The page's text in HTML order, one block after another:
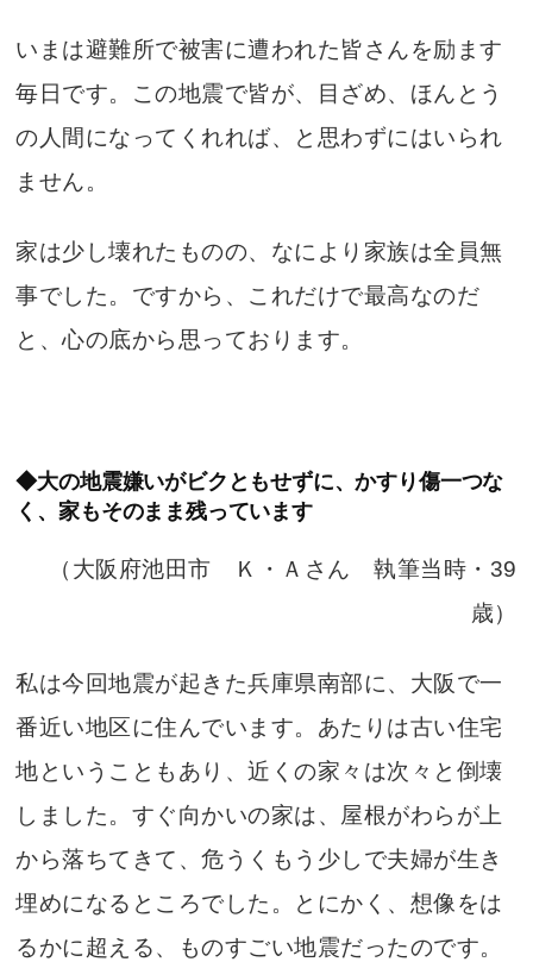
いまは避難所で被害に遭われた皆さんを励ます
毎日です。この地震で皆が、目ざめ、ほんとう
の人間になってくれれば、と思わずにはいられ
ません。
家は少し壊れたものの、なにより家族は全員無
事でした。ですから、これだけで最高なのだ
と、心の底から思っております。
◆大の地震嫌いがビクともせずに、かすり傷一つな
く、家もそのまま残っています
（大阪府池田市 Ｋ・Ａさん 執筆当時・39
歳）
私は今回地震が起きた兵庫県南部に、大阪で一
番近い地区に住んでいます。あたりは古い住宅
地ということもあり、近くの家々は次々と倒壊
しました。すぐ向かいの家は、屋根がわらが上
から落ちてきて、危うくもう少しで夫婦が生き
埋めになるところでした。とにかく、想像をは
るかに超える、ものすごい地震だったのです。